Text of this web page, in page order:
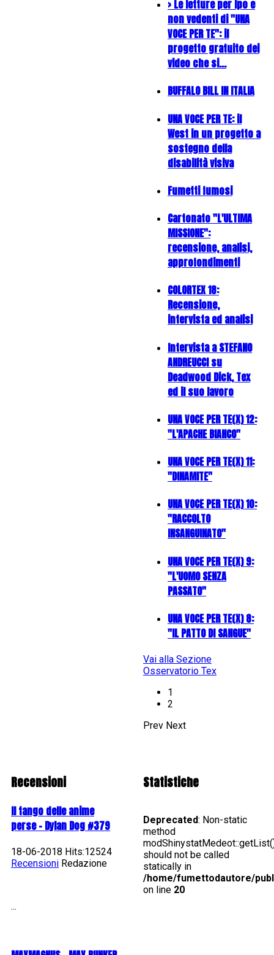
> Le letture per ipo e
non vedenti di "UNA
VOCE PER TE": il
progetto gratuito dei
video che si…
BUFFALO BILL IN ITALIA
UNA VOCE PER TE: il
West in un progetto a
sostegno della
disabilità visiva
Fumetti fumosi
Cartonato "L'ULTIMA
MISSIONE":
recensione, analisi,
approfondimenti
COLORTEX 18:
Recensione,
intervista ed analisi
Intervista a STEFANO
ANDREUCCI su
Deadwood Dick, Tex
ed il suo lavoro
UNA VOCE PER TE(X) 12:
"L'APACHE BIANCO"
UNA VOCE PER TE(X) 11:
"DINAMITE"
UNA VOCE PER TE(X) 10:
"RACCOLTO
INSANGUINATO"
UNA VOCE PER TE(X) 9:
"L'UOMO SENZA
PASSATO"
UNA VOCE PER TE(X) 8:
"IL PATTO DI SANGUE"
Vai alla Sezione
Osservatorio Tex
1
2
Prev Next
Recensioni
Il tango delle anime
perse - Dylan Dog #379
18-06-2018 Hits:12524
Recensioni Redazione
...
Statistiche
Deprecated: Non-static
method
should not be called
statically in
/home/fumettodautore/
on line 20